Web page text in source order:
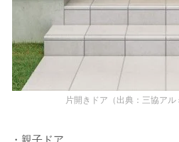
片開きドア（出典：三協アル